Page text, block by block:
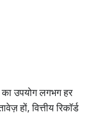
उपयोग लगभग हर
हों, वित्तीय रिकॉर्ड